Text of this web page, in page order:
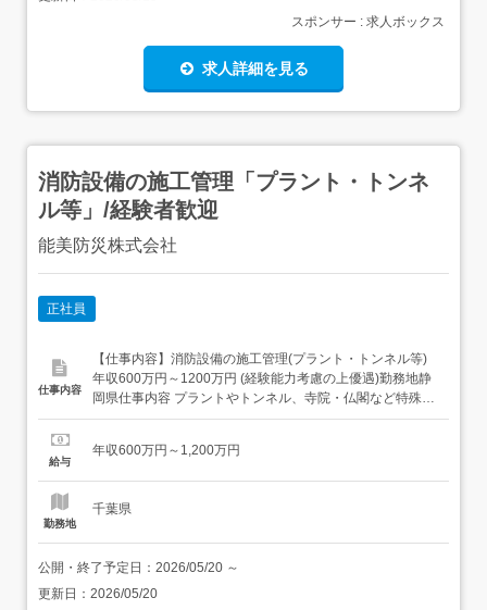
スポンサー : 求人ボックス
求人詳細を見る
消防設備の施工管理「プラント・トンネ
ル等」/経験者歓迎
能美防災株式会社
正社員
仕事内容
【仕事内容】消防設備の施工管理(プラント・トンネル等)
年収600万円～1200万円 (経験能力考慮の上優遇)勤務地静
岡県仕事内容 プラントやトンネル、寺院・仏閣など特殊施
設の防災設備の納入・設置など消防設備の施工管理業務を
(工期:2か月～2年間程度/全国出張)<具体的には>・火災報知
給与
年収600万円～1,200万円
勤務地
千葉県
公開・終了予定日： 2026/05/20 ～
更新日： 2026/05/20